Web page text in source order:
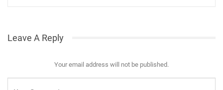
Leave A Reply
Your email address will not be published.